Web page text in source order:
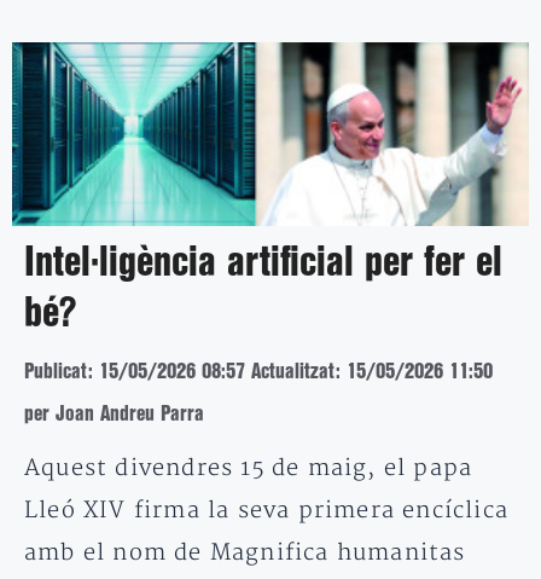
Intel·ligència artificial per fer el
bé?
Publicat: 15/05/2026 08:57 Actualitzat: 15/05/2026 11:50
per Joan Andreu Parra
Aquest divendres 15 de maig, el papa
Lleó XIV firma la seva primera encíclica
amb el nom de Magnifica humanitas